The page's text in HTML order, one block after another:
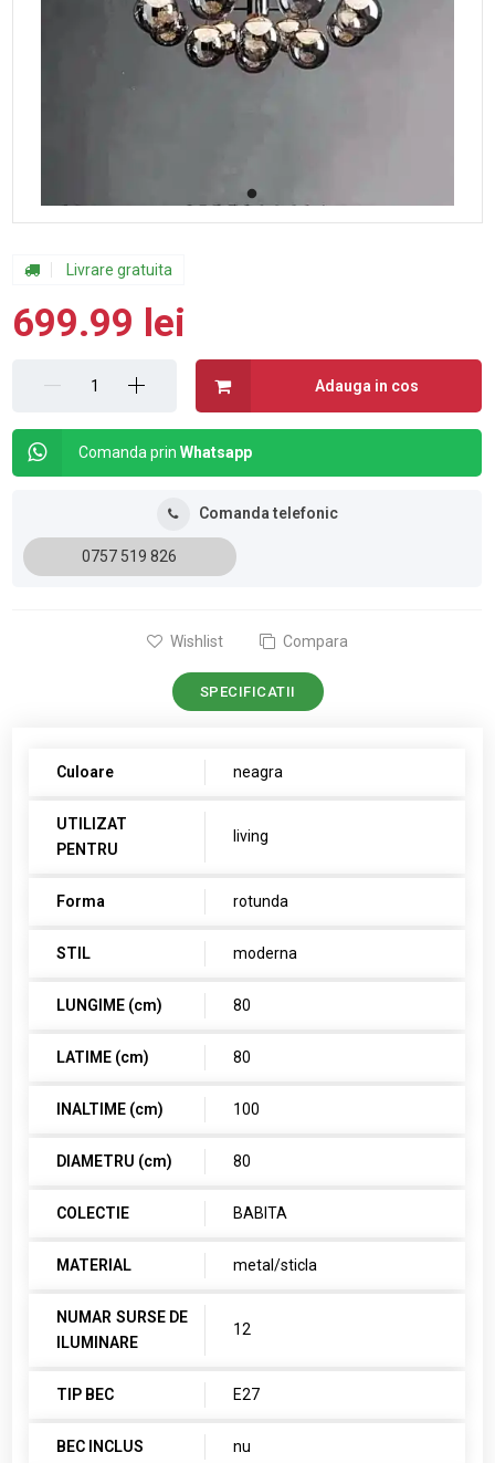
Livrare gratuita
699.99 lei
Adauga in cos
Comanda prinWhatsapp
Comanda telefonic
0757 519 826
Wishlist Compara
SPECIFICATII
Culoare neagra
UTILIZAT
PENTRU
living
Forma rotunda
STIL moderna
LUNGIME (cm) 80
LATIME (cm) 80
INALTIME (cm) 100
DIAMETRU (cm) 80
COLECTIE BABITA
MATERIAL metal/sticla
NUMAR SURSE DE
ILUMINARE
12
TIP BEC E27
BEC INCLUS nu